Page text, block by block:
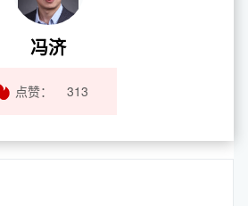
冯济
点赞： 313